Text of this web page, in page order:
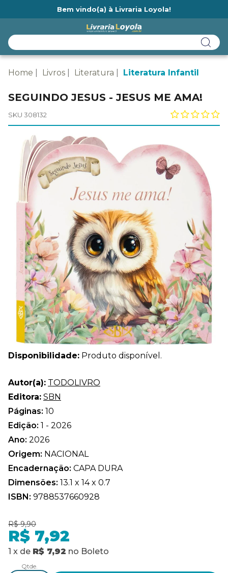
Bem vindo(a) à Livraria Loyola!
Home Livros Literatura Literatura Infantil
SEGUINDO JESUS - JESUS ME AMA!
SKU 308132
Disponibilidade: Produto disponível.
Autor(a): TODOLIVRO
Editora: SBN
Páginas: 10
Edição: 1 - 2026
Ano: 2026
Origem: NACIONAL
Encadernação: CAPA DURA
Dimensões: 13.1 x 14 x 0.7
ISBN: 9788537660928
R$ 9,90
R$ 7,92
1 x de R$ 7,92 no Boleto
Qtde.